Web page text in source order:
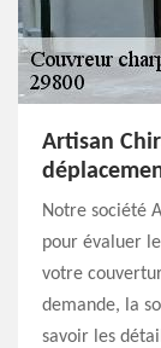
Artisan
Notre société
pour évaluer
votre
demande, la
savoir les